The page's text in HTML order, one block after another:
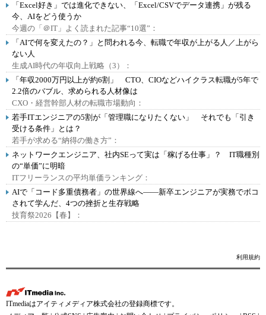
「Excel好き」では進化できない、「Excel/CSVでデータ連携」が残る
今、AIをどう使うか
今週の「＠IT」よく読まれた記事“10選”：
「AIで何を変えたの？」と問われる今、転職で年収が上がる人／上がら
ない人
生成AI時代の年収向上戦略（3）：
「年収2000万円以上が約6割」 CTO、CIOなどハイクラス転職が5年で
2.2倍のバブル、求められる人材像は
CXO・経営幹部人材の転職市場動向：
若手ITエンジニアの5割が「管理職になりたくない」 それでも「引き
受ける条件」とは？
若手が求める“納得の働き方”：
ネットワークエンジニア、社内SEって実は「稼げる仕事」？ IT職種別
の“単価”に明暗
ITフリーランスの平均単価ランキング：
AIで「コード多重債務者」の世界線へ――新卒エンジニアが実務でボコ
されて学んだ、4つの挫折と生存戦略
技育祭2026【春】：
利用規約
ITmediaはアイティメディア株式会社の登録商標です。